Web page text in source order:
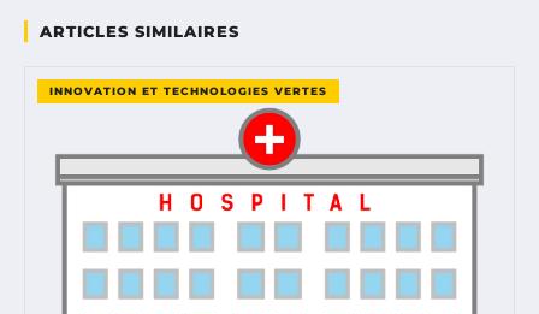
ARTICLES SIMILAIRES
INNOVATION ET TECHNOLOGIES VERTES